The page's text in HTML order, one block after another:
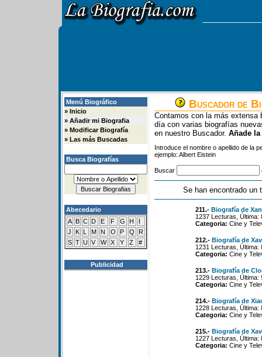
Menú Biográfico
» Inicio
» Añadir mi Biografia
» Modificar Biografía
» Las más Buscadas
Busca Biografías
Abecedario
A B C D E F G H
I
J
K L M N O P Q
R
S T U V W X Y Z #
Publicidad
Buscador de
Contamos con la más extensa
día con varias biografías
en nuestro Buscador. Añade
Introduce el nombre o apellido de la
ejemplo: Albert Eistein
Buscar
Se han encontrado un
211.- Biografía de
1237 Lecturas,
Categoria: Cine y
212.- Biografía de
1231 Lecturas,
Categoria: Cine y
213.- Biografía de
1229 Lecturas,
Categoria: Cine y
214.- Biografía de
1228 Lecturas,
Categoria: Cine y
215.- Biografía de
1227 Lecturas,
Categoria: Cine y